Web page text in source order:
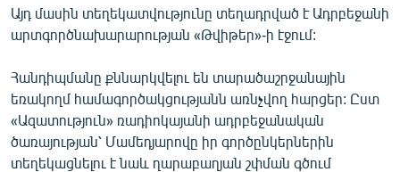
ՁԳՏԵԼՈՎ ԼԱՎԱԳՈՒՅՆԻՆ
ՓՈԴՔԱՍԹ
Հայերեն
English
Русский
Այդ մասին տեղեկատվությունը տեղադրված է Ադրբեջանի
արտգործնախարարության «Թվիթեր»-ի էջում:
Հանդիպմանը քննարկվելու են տարածաշրջանային
եռակողմ համագործակցությանն առնչվող հարցեր: Ըստ
«Ազատություն» ռադիոկայանի ադրբեջանական
ծառայության՝ Մամեդյարովը իր գործընկերներին
տեղեկացնելու է նաև ղարաբաղյան շփման գծում